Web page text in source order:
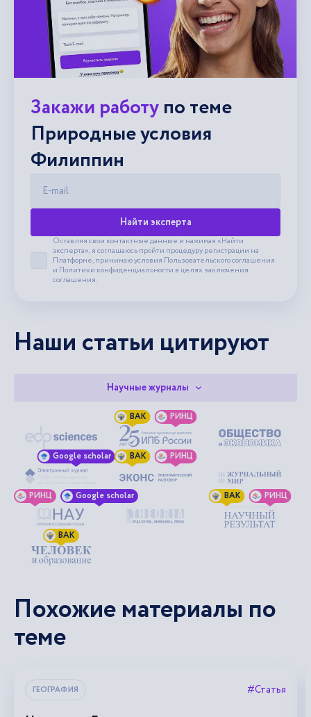
Закажи работупо теме
Природные условия
Филиппин
Найти эксперта
Принять пользовательское соглашение
Оставляя свои контактные данные и нажимая «Найти
эксперта», я соглашаюсь пройти процедуру регистрации на
Платформе, принимаю условия Пользовательского соглашения
и Политики конфиденциальности в целях заключения
соглашения.
Наши статьи цитируют
Научные журналы
ВАК РИНЦ
Google scholar ВАК РИНЦ
РИНЦ Google scholar ВАК РИНЦ
ВАК
Похожие материалы по
теме
ГЕОГРАФИЯ #Статья